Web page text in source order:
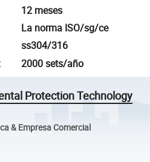
12 meses
La norma ISO/sg/ce
ss304/316
: 2000 sets/año
Protection Technology
& Empresa Comercial